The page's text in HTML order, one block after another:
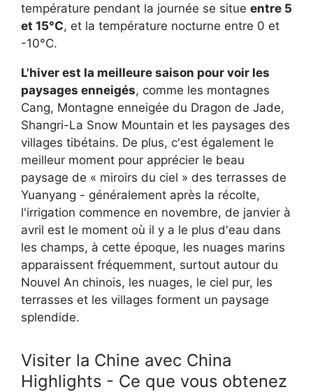
température pendant la journée se situe entre 5
et 15°C, et la température nocturne entre 0 et
-10°C.
L'hiver est la meilleure saison pour voir les
paysages enneigés, comme les montagnes
Cang, Montagne enneigée du Dragon de Jade,
Shangri-La Snow Mountain et les paysages des
villages tibétains. De plus, c'est également le
meilleur moment pour apprécier le beau
paysage de « miroirs du ciel » des terrasses de
Yuanyang - généralement après la récolte,
l'irrigation commence en novembre, de janvier à
avril est le moment où il y a le plus d'eau dans
les champs, à cette époque, les nuages marins
apparaissent fréquemment, surtout autour du
Nouvel An chinois, les nuages, le ciel pur, les
terrasses et les villages forment un paysage
splendide.
Visiter la Chine avec China
Highlights - Ce que vous obtenez